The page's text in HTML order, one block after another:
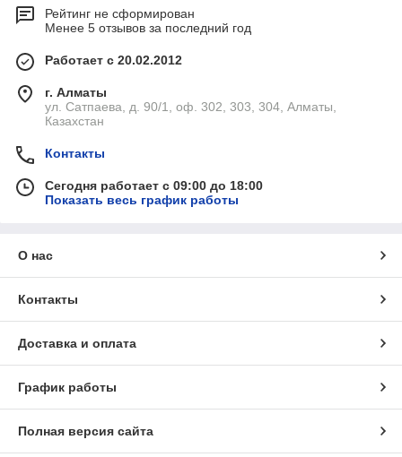
Рейтинг не сформирован
Менее 5 отзывов за последний год
Работает с 20.02.2012
г. Алматы
ул. Сатпаева, д. 90/1, оф. 302, 303, 304, Алматы,
Казахстан
Контакты
Сегодня работает с 09:00 до 18:00
Показать весь график работы
О нас
Контакты
Доставка и оплата
График работы
Полная версия сайта